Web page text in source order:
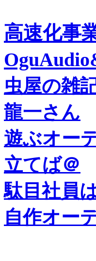
高速化事
虫屋の雑
龍一さん
遊ぶオー
立てば＠
駄目社員
自作オー